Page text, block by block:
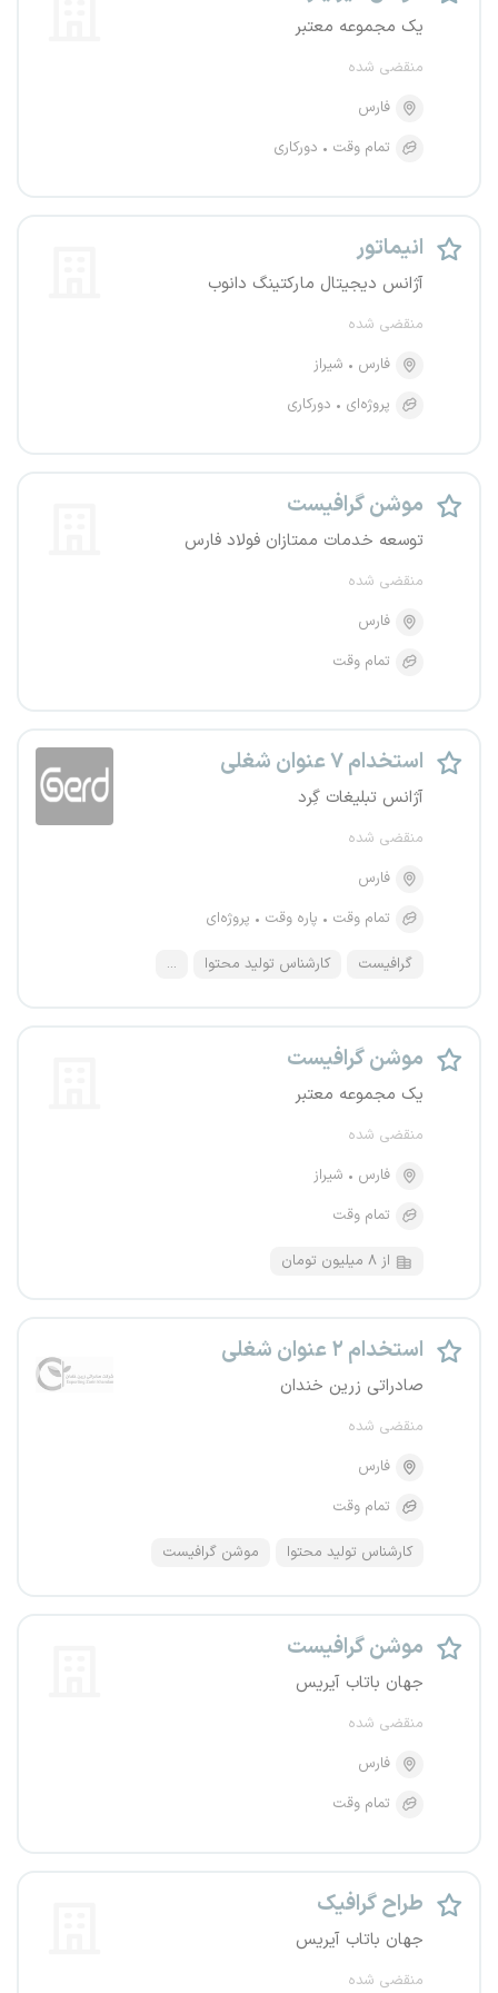
یک مجموعه معتبر
منقضی شده
فارس
تمام وقت
دورکاری
انیماتور
آژانس دیجیتال مارکتینگ دانوب
منقضی شده
فارس
شیراز
پروژه‌ای
دورکاری
موشن گرافیست
توسعه خدمات ممتازان فولاد فارس
منقضی شده
فارس
تمام وقت
استخدام ۷ عنوان شغلی
آژانس تبلیغات گِرد
منقضی شده
فارس
تمام وقت
پاره وقت پروژه‌ای
گرافیست کارشناس تولید محتوا ...
موشن گرافیست
یک مجموعه معتبر
منقضی شده
فارس
شیراز
تمام وقت
از ۸ میلیون تومان
استخدام ۲ عنوان شغلی
صادراتی زرین خندان
منقضی شده
فارس
تمام وقت
کارشناس تولید محتوا موشن گرافیست
موشن گرافیست‌
جهان باتاب آیریس
منقضی شده
فارس
تمام وقت
طراح گرافیک
جهان باتاب آیریس
منقضی شده